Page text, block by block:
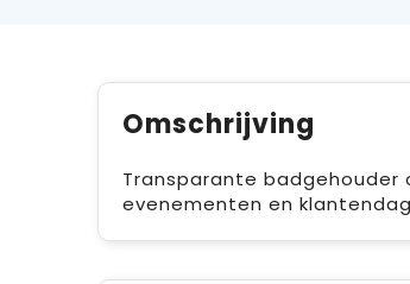
Omschrijving
Transparante badgehouder
evenementen en